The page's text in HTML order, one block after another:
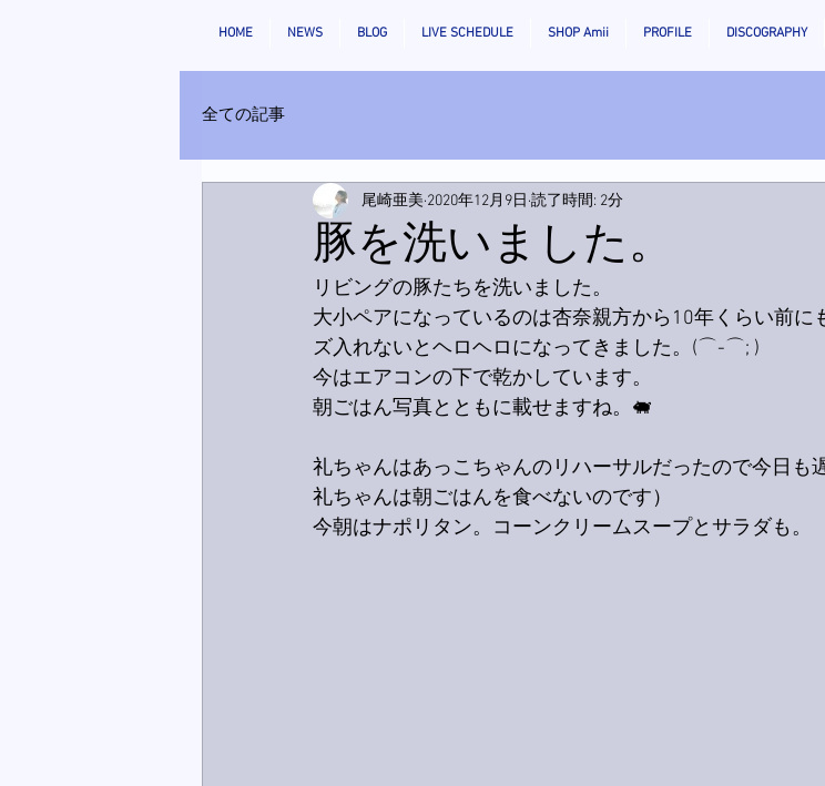
HOME NEWS BLOG LIVE SCHEDULE SHOP Amii PROFILE DISCOGRAPHY
全ての記事
豚を洗いました。
尾崎亜美 2020年12月9日 読了時間: 2分
リビングの豚たちを洗いました。
大小ペアになっているのは杏奈親方から10年くらい前
ズ入れないとヘロヘロになってきました。(⌒-⌒; )
今はエアコンの下で乾かしています。
朝ごはん写真とともに載せますね。🐖
礼ちゃんはあっこちゃんのリハーサルだったので今日も
礼ちゃんは朝ごはんを食べないのです）
今朝はナポリタン。コーンクリームスープとサラダも。